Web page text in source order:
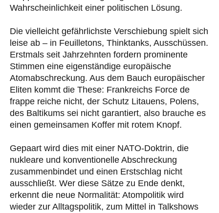
Wahrscheinlichkeit einer politischen Lösung.
Die vielleicht gefährlichste Verschiebung spielt sich
leise ab – in Feuilletons, Thinktanks, Ausschüssen.
Erstmals seit Jahrzehnten fordern prominente
Stimmen eine eigenständige europäische
Atomabschreckung. Aus dem Bauch europäischer
Eliten kommt die These: Frankreichs Force de
frappe reiche nicht, der Schutz Litauens, Polens,
des Baltikums sei nicht garantiert, also brauche es
einen gemeinsamen Koffer mit rotem Knopf.
Gepaart wird dies mit einer NATO-Doktrin, die
nukleare und konventionelle Abschreckung
zusammenbindet und einen Erstschlag nicht
ausschließt. Wer diese Sätze zu Ende denkt,
erkennt die neue Normalität: Atompolitik wird
wieder zur Alltagspolitik, zum Mittel in Talkshows